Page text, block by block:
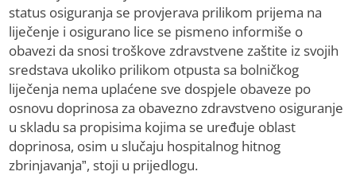
status osiguranja se provjerava prilikom prijema na
liječenje i osigurano lice se pismeno informiše o
obavezi da snosi troškove zdravstvene zaštite iz svojih
sredstava ukoliko prilikom otpusta sa bolničkog
liječenja nema uplaćene sve dospjele obaveze po
osnovu doprinosa za obavezno zdravstveno osiguranje
u skladu sa propisima kojima se uređuje oblast
doprinosa, osim u slučaju hospitalnog hitnog
zbrinjavanja”, stoji u prijedlogu.